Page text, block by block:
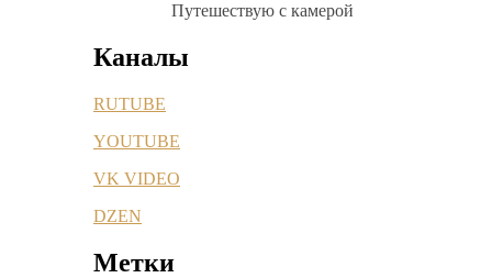
Путешествую с камерой
Каналы
RUTUBE
YOUTUBE
VK VIDEO
DZEN
Метки